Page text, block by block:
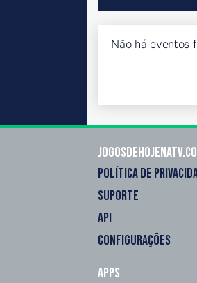
Não há eventos
POLÍTICA DE
SUPORTE
API
CONFIGURAÇÕES
Apps